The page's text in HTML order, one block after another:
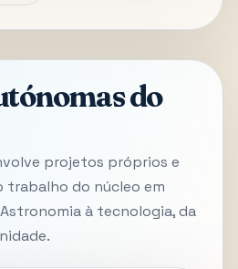
do
projetos próprios e
trabalho do núcleo em
à tecnologia, da